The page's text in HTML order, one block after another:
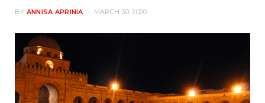
BY ANNISA APRINIA MARCH 30, 2020